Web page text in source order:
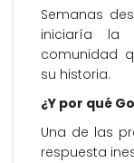
Semanas
iniciaría la
comunidad
su historia.
¿Y por qué
Una de las
respuesta